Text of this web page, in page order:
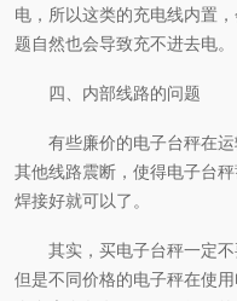
电，所以这类的充电线内置
题自然也会导致充不进去电。
四、 内部线路的问题
有些廉价的电子台秤在
其他线路震断， 使得电子台
焊接好就可以了。
其实， 买电子台秤一定
但是不同价格的电子秤在使